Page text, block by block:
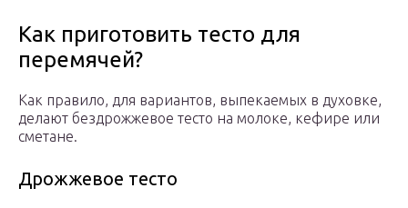
Как приготовить тесто для
перемячей?
Как правило, для вариантов, выпекаемых в духовке,
делают бездрожжевое тесто на молоке, кефире или
сметане.
Дрожжевое тесто